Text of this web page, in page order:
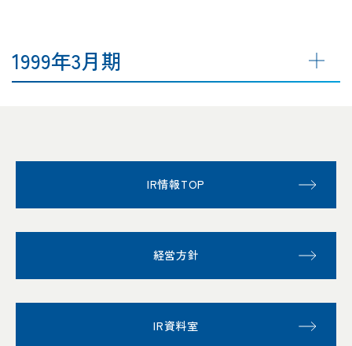
1999年3月期
IR情報TOP
経営方針
IR資料室